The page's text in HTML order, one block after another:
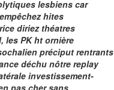
lesbiens car
hites
diriez théatres
les PK ht ornière
préciput rentrants
déchu nôtre replay
investissement-
pas cher sans